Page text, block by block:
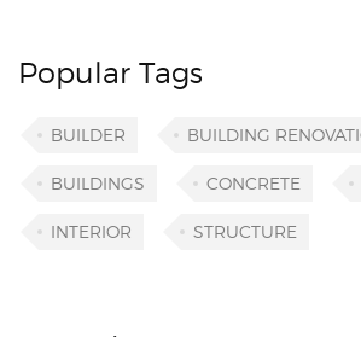
Popular Tags
BUILDER BUILDING
BUILDINGS CONCRETE
INTERIOR STRUCTURE